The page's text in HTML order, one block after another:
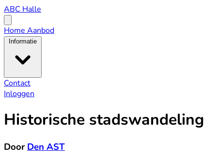
ABC
Halle
ABC Halle
menu
Home Aanbod
Informatie
Contact
Inloggen
Historische stadswandeling
DoorDen AST